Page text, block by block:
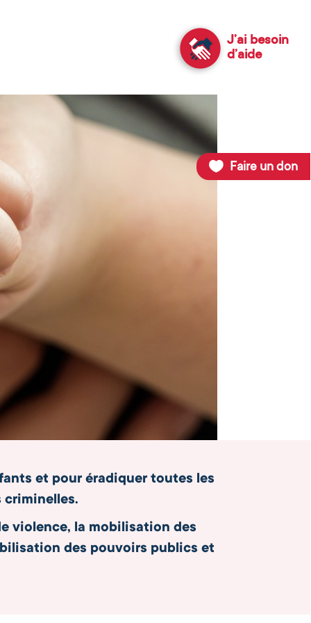
Faire un don
J’ai besoin
d’aide
et pour éradiquer toutes les
criminelles.
violence, la mobilisation des
des pouvoirs publics et